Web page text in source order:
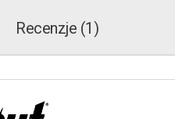
Recenzje (1)